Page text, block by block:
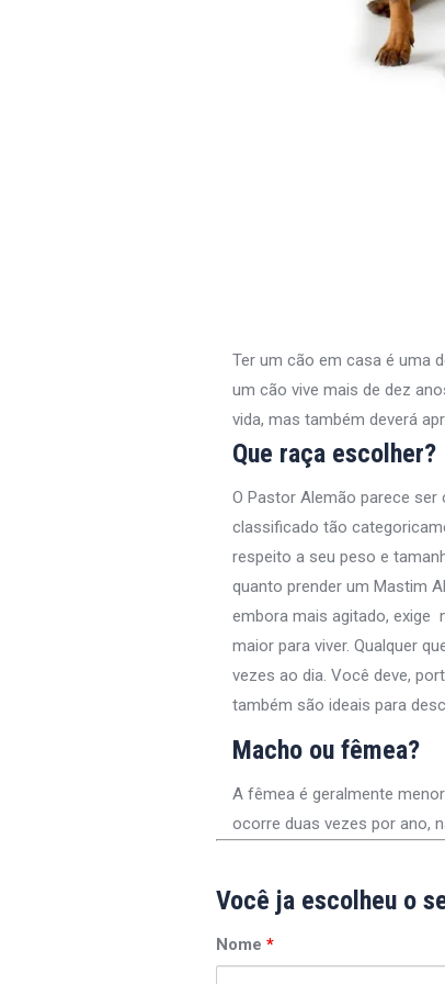
Ter um cão em casa é uma
um cão vive mais de dez
vida, mas também deverá
Que raça escolher?
O Pastor Alemão parece
classificado tão
respeito a seu peso e
quanto prender um Mastim
embora mais agitado, exige
maior para viver. Qualquer
vezes ao dia. Você deve,
também são ideais para
Macho ou fêmea?
A fêmea é geralmente
ocorre duas vezes por ano,
Você ja escolheu o
Nome *